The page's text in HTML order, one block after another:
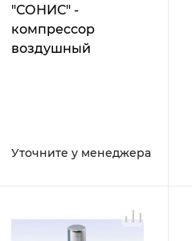
"СОНИС" -
компрессор
воздушный
Уточните у менеджера